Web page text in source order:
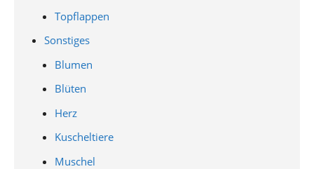
Topflappen
Sonstiges
Blumen
Blüten
Herz
Kuscheltiere
Muschel